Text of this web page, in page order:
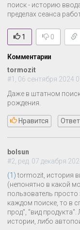
поиск - историю
пределах сеанса
1 0
Комментарии
tormozit
#1, 06 сентября 2024
Даже в штатном
рождения.
Нравится
bolsun
#2, ред. 07 декабря
(1)tormozit, история
(непонятно в какой
пользователь
каждом поиске, то в
прод", "вид
истории, либо